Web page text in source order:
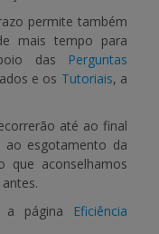
permite também
mais tempo para
das
Perguntas
e os Tutoriais, a
até ao final
esgotamento da
que aconselhamos
a página
Eficiência